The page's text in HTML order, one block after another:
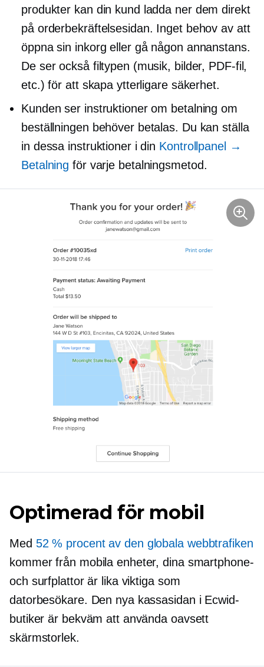
produkter kan din kund ladda ner dem direkt
på orderbekräftelsesidan. Inget behov av att
öppna sin inkorg eller gå någon annanstans.
De ser också filtypen (musik, bilder, PDF-fil,
etc.) för att skapa ytterligare säkerhet.
Kunden ser instruktioner om betalning om
beställningen behöver betalas. Du kan ställa
in dessa instruktioner i din Kontrollpanel →
Betalning för varje betalningsmetod.
Optimerad för mobil
Med 52 % procent av den globala webbtrafiken
kommer från mobila enheter, dina smartphone-
och surfplattor är lika viktiga som
datorbesökare. Den nya kassasidan i Ecwid-
butiker är bekväm att använda oavsett
skärmstorlek.